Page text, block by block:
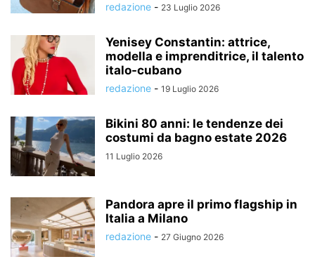
redazione - 23 Luglio 2026
Yenisey Constantin: attrice,
modella e imprenditrice, il talento
italo-cubano
redazione - 19 Luglio 2026
Bikini 80 anni: le tendenze dei
costumi da bagno estate 2026
11 Luglio 2026
Pandora apre il primo flagship in
Italia a Milano
redazione - 27 Giugno 2026